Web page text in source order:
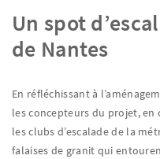
Un spot
de Nantes
En réfléchissant à
les concepteurs du projet,
les clubs d’escalade de la
falaises de granit qui